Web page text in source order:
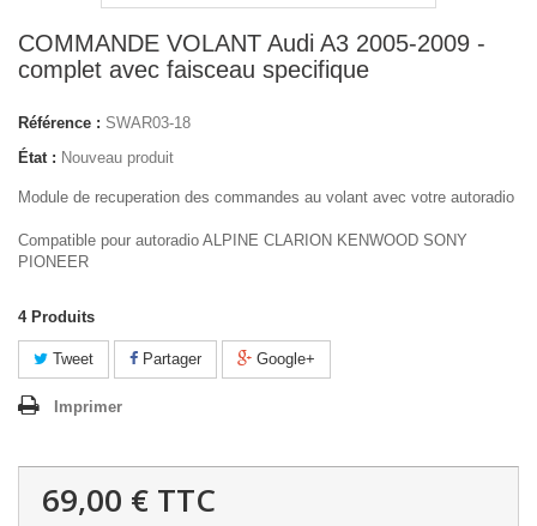
COMMANDE VOLANT Audi A3 2005-2009 -
complet avec faisceau specifique
Référence : SWAR03-18
État : Nouveau produit
Module de recuperation des commandes au volant avec votre autoradio
Compatible pour autoradio ALPINE CLARION KENWOOD SONY
PIONEER
4 Produits
Tweet Partager Google+
Imprimer
69,00 € TTC